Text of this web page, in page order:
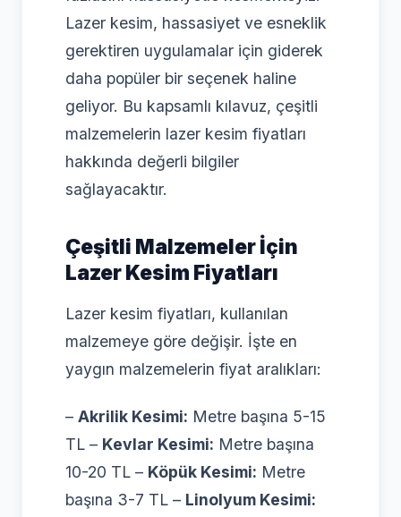
Lazer kesim, hassasiyet ve esneklik
gerektiren uygulamalar için giderek
daha popüler bir seçenek haline
geliyor. Bu kapsamlı kılavuz, çeşitli
malzemelerin lazer kesim fiyatları
hakkında değerli bilgiler
sağlayacaktır.
Çeşitli Malzemeler İçin
Lazer Kesim Fiyatları
Lazer kesim fiyatları, kullanılan
malzemeye göre değişir. İşte en
yaygın malzemelerin fiyat aralıkları:
– Akrilik Kesimi: Metre başına 5-15
TL – Kevlar Kesimi: Metre başına
10-20 TL – Köpük Kesimi: Metre
başına 3-7 TL – Linolyum Kesimi: